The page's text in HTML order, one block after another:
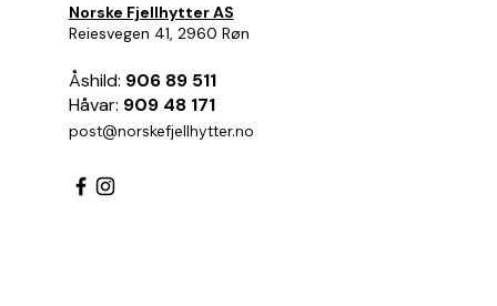
Norske Fjellhytter AS
Reiesvegen 41, 2960 Røn
Åshild: 906 89 511
Håvar: 909 48 171
post@norskefjellhytter.no